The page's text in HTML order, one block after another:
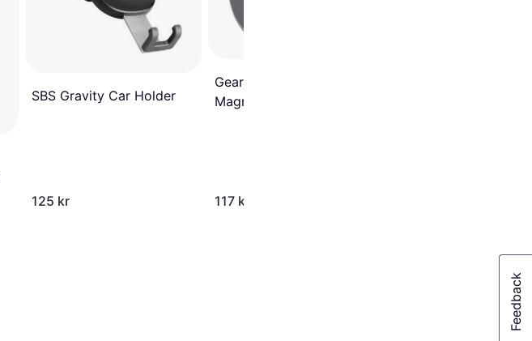
SBS Gravity Car Holder
125 kr
Gear Mobilhållare
Magnetisk Svart Puck
117 kr